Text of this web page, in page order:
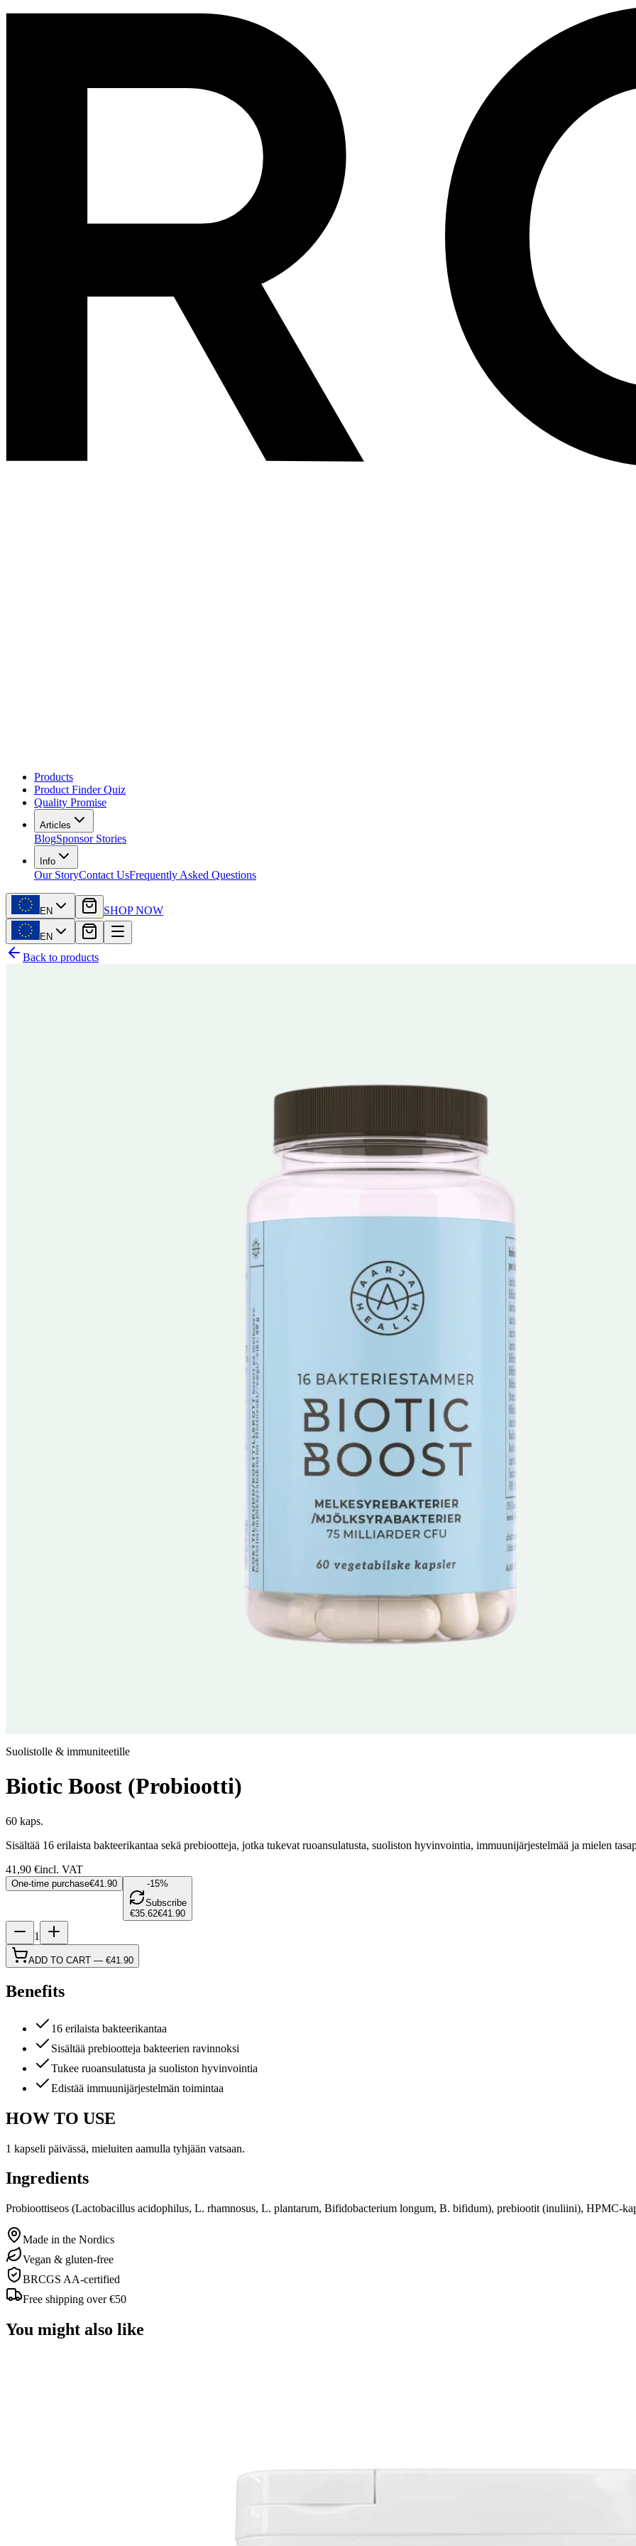
Products
Product Finder Quiz
Quality Promise
Articles
BlogSponsor Stories
Info
Our StoryContact UsFrequently Asked Questions
EN SHOP NOW
EN
Back to products
Suolistolle & immuniteetille
Biotic Boost (Probiootti)
60 kaps.
Sisältää 16 erilaista bakteerikantaa sekä prebiootteja, jotka tukevat ruoansulatusta, suoliston hyvinvointia, immuunijärjestelmää ja mielen
41,90 €incl. VAT
One-time purchase€41.90
-15%
Subscribe
€35.62€41.90
1
ADD TO CART — €41.90
Benefits
16 erilaista bakteerikantaa
Sisältää prebiootteja bakteerien ravinnoksi
Tukee ruoansulatusta ja suoliston hyvinvointia
Edistää immuunijärjestelmän toimintaa
HOW TO USE
1 kapseli päivässä, mieluiten aamulla tyhjään vatsaan.
Ingredients
Probioottiseos (Lactobacillus acidophilus, L. rhamnosus, L. plantarum, Bifidobacterium longum, B. bifidum), prebiootit (inuliini), HPMC-
Made in the Nordics
Vegan & gluten-free
BRCGS AA-certified
Free shipping over €50
You might also like